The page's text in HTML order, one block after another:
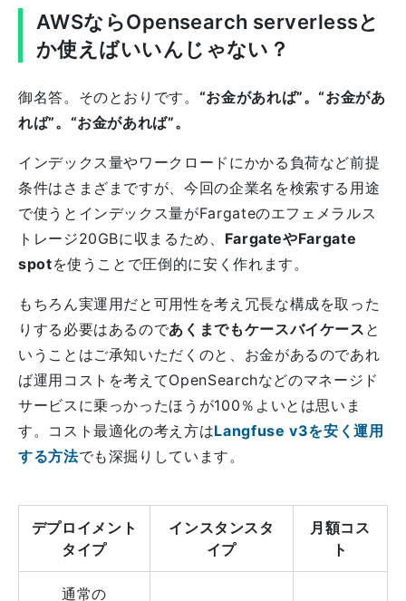
AWSならOpensearch serverlessと
か使えばいいんじゃない？
御名答。そのとおりです。 “お金があれば”。“お金があ
れば”。“お金があれば”。
インデックス量やワークロードにかかる負荷など前提
条件はさまざまですが、今回の企業名を検索する用途
で使うとインデックス量がFargateのエフェメラルス
トレージ20GBに収まるため、 FargateやFargate
spotを使うことで圧倒的に安く作れます。
もちろん実運用だと可用性を考え冗長な構成を取った
りする必要はあるのであくまでもケースバイケース と
いうことはご承知いただくのと、お金があるのであれ
ば運用コストを考えてOpenSearchなどのマネージド
サービスに乗っかったほうが100％よいとは思いま
す。コスト最適化の考え方はLangfuse v3を安く運用
する方法でも深掘りしています。
デプロイメント
タイプ
インスタンスタ
イプ
月額コス
ト
通常の